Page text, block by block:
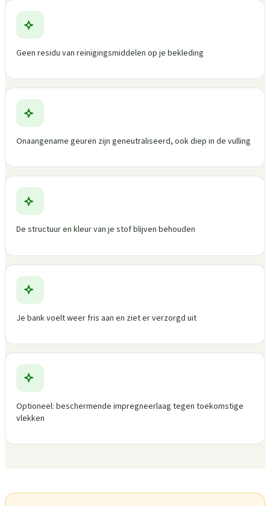
Geen residu van reinigingsmiddelen op je bekleding
Onaangename geuren zijn geneutraliseerd, ook diep in de vulling
De structuur en kleur van je stof blijven behouden
Je bank voelt weer fris aan en ziet er verzorgd uit
Optioneel: beschermende impregneerlaag tegen toekomstige
vlekken